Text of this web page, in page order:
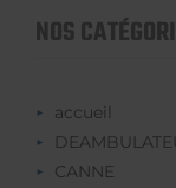
NOS
accueil
CANNE